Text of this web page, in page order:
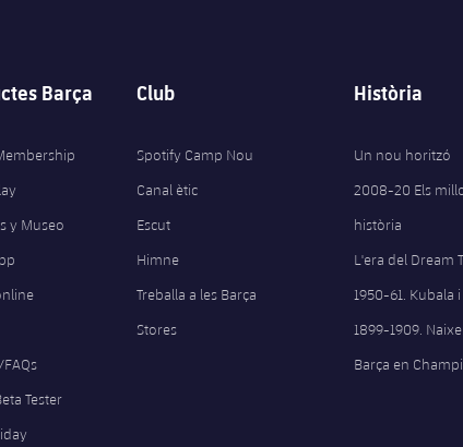
Barça
y Museo
Tester
Club
Spotify Camp Nou
Canal ètic
Escut
Himne
Treballa a les Barça
Stores
Història
Un nou horitzó
2008-20 Els
història
L'era del Dream
1950-61. Kubala
1899-1909.
Barça en